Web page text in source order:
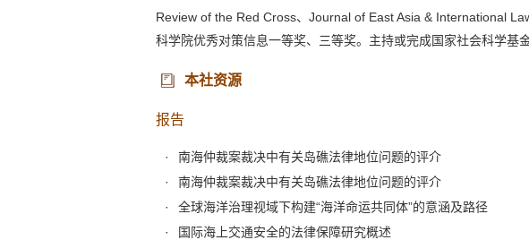
Review of the Red Cross、Journal of East Asia & International
科学院优秀对策信息一等奖、三等奖。主持或完成国家社会科学
本社资源
报告
南海仲裁案裁决中有关岛礁法律地位问题的评介
南海仲裁案裁决中有关岛礁法律地位问题的评介
全球海洋治理视域下构建“海洋命运共同体”的意涵及路径
国际海上交通安全的法律保障研究概述